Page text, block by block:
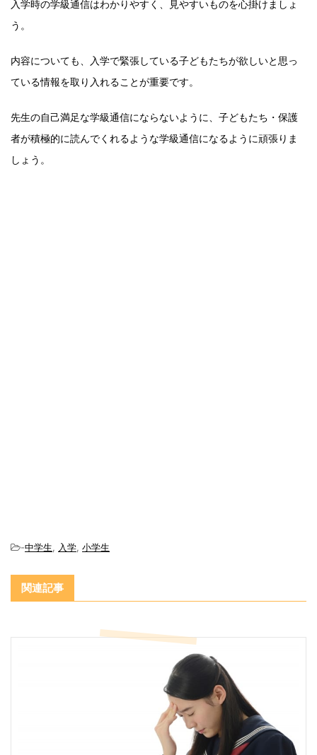
入学時の学級通信はわかりやすく、見やすいものを心掛けましょ
う。
内容についても、入学で緊張している子どもたちが欲しいと思っ
ている情報を取り入れることが重要です。
先生の自己満足な学級通信にならないように、子どもたち・保護
者が積極的に読んでくれるような学級通信になるように頑張りま
しょう。
-中学生, 入学, 小学生
関連記事